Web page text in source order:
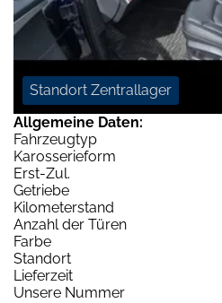
Standort Zentrallager
Allgemeine Daten:
Fahrzeugtyp
Karosserieform
Erst-Zul.
Getriebe
Kilometerstand
Anzahl der Türen
Farbe
Standort
Lieferzeit
Unsere Nummer